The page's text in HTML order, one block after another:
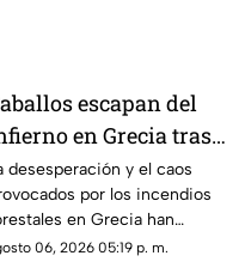
escapan del
en Grecia tras
días de
desesperación y el caos
por los incendios
en Grecia han
imágenes
06, 2026 05:19 p. m.